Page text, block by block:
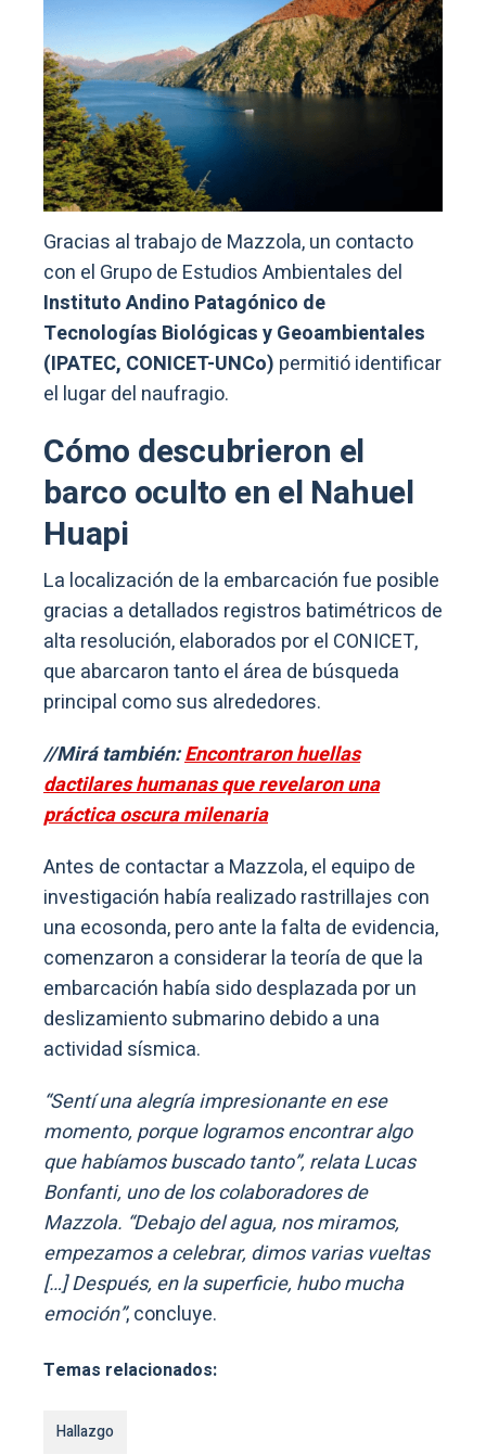
Gracias al trabajo de Mazzola, un contacto
con el Grupo de Estudios Ambientales del
Instituto Andino Patagónico de
Tecnologías Biológicas y Geoambientales
(IPATEC, CONICET-UNCo) permitió identificar
el lugar del naufragio.
Cómo descubrieron el
barco oculto en el Nahuel
Huapi
La localización de la embarcación fue posible
gracias a detallados registros batimétricos de
alta resolución, elaborados por el CONICET,
que abarcaron tanto el área de búsqueda
principal como sus alrededores.
//Mirá también:Encontraron huellas
dactilares humanas que revelaron una
práctica oscura milenaria
Antes de contactar a Mazzola, el equipo de
investigación había realizado rastrillajes con
una ecosonda, pero ante la falta de evidencia,
comenzaron a considerar la teoría de que la
embarcación había sido desplazada por un
deslizamiento submarino debido a una
actividad sísmica.
“Sentí una alegría impresionante en ese
momento, porque logramos encontrar algo
que habíamos buscado tanto”, relata Lucas
Bonfanti, uno de los colaboradores de
Mazzola. “Debajo del agua, nos miramos,
empezamos a celebrar, dimos varias vueltas
[…] Después, en la superficie, hubo mucha
emoción”, concluye.
Temas relacionados:
Hallazgo